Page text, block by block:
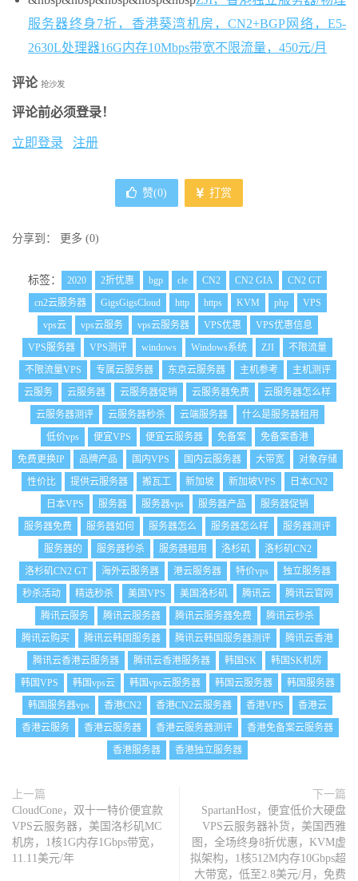
服务器终身7折，香港葵湾机房，CN2+BGP网络，E5-
2630L处理器16G内存10Mbps带宽不限流量，450元/月
评论 抢沙发
评论前必须登录！
立即登录 注册
赞(0) 打赏
分享到： 更多 (0)
标签： 2020 2折优惠 bgp cle CN2 CN2 GIA
CN2 GT
cn2云服务器
GigsGigsCloud http https KVM php
VPS
vps云
vps云服务 vps云服务器 VPS优惠
VPS优惠信息
VPS服务器
VPS测评 windows Windows系统 ZJI
不限流量
不限流量VPS
专属云服务器 东京云服务器 主机参考
主机测评
云服务
云服务器 云服务器促销 云服务器免费
云服务器怎么样
云服务器测评
云服务器秒杀 云端服务器
什么是服务器租用
低价vps
便宜VPS 便宜云服务器 免备案
免备案香港
免费更换IP
品牌产品 国内VPS 国内云服务器 大带宽
对象存储
性价比
提供云服务器 搬瓦工 新加坡 新加坡VPS
日本CN2
日本VPS
服务器 服务器vps 服务器产品
服务器促销
服务器免费
服务器如何 服务器怎么 服务器怎么样
服务器测评
服务器的
服务器秒杀 服务器租用 洛杉矶
洛杉矶CN2
洛杉矶CN2 GT
海外云服务器 港云服务器 特价vps
独立服务器
秒杀活动
精选秒杀 美国VPS 美国洛杉矶 腾讯云
腾讯云官网
腾讯云服务
腾讯云服务器 腾讯云服务器免费
腾讯云秒杀
腾讯云购买
腾讯云韩国服务器 腾讯云韩国服务器测评
腾讯云香港
腾讯云香港云服务器
腾讯云香港服务器 韩国SK
韩国SK机房
韩国VPS
韩国vps云 韩国vps云服务器 韩国云服务器
韩国服务器
韩国服务器vps
香港CN2 香港CN2云服务器 香港VPS
香港云
香港云服务
香港云服务器 香港云服务器测评
香港免备案云服务器
香港服务器
香港独立服务器
上一篇
CloudCone，双十一特价便宜款
VPS云服务器，美国洛杉矶MC
机房，1核1G内存1Gbps带宽，
11.11美元/年
下一篇
SpartanHost，便宜低价大硬盘
VPS云服务器补货，美国西雅
图，全场终身8折优惠，KVM虚
拟架构，1核512M内存10Gbps超
大带宽，低至2.8美元/月，免费